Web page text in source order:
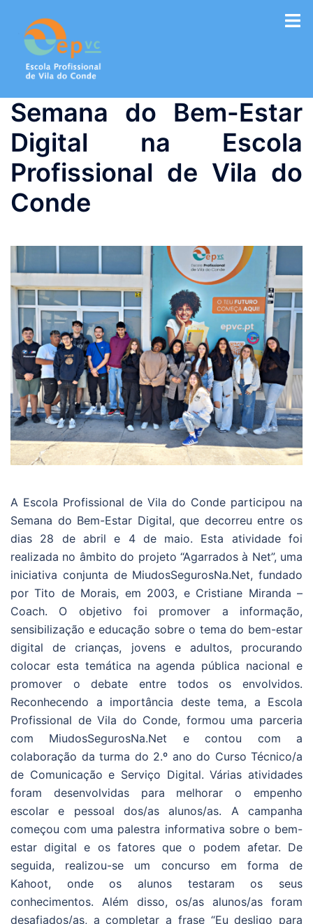
conteúdo
Semana do Bem-Estar
Digital na Escola
Profissional de Vila do
Conde
A Escola Profissional de Vila do Conde participou na
Semana do Bem-Estar Digital, que decorreu entre os
dias 28 de abril e 4 de maio. Esta atividade foi
realizada no âmbito do projeto “Agarrados à Net”, uma
iniciativa conjunta de MiudosSegurosNa.Net, fundado
por Tito de Morais, em 2003, e Cristiane Miranda –
Coach. O objetivo foi promover a informação,
sensibilização e educação sobre o tema do bem-estar
digital de crianças, jovens e adultos, procurando
colocar esta temática na agenda pública nacional e
promover o debate entre todos os envolvidos.
Reconhecendo a importância deste tema, a Escola
Profissional de Vila do Conde, formou uma parceria
com MiudosSegurosNa.Net e contou com a
colaboração da turma do 2.º ano do Curso Técnico/a
de Comunicação e Serviço Digital. Várias atividades
foram desenvolvidas para melhorar o empenho
escolar e pessoal dos/as alunos/as. A campanha
começou com uma palestra informativa sobre o bem-
estar digital e os fatores que o podem afetar. De
seguida, realizou-se um concurso em forma de
Kahoot, onde os alunos testaram os seus
conhecimentos. Além disso, os/as alunos/as foram
desafiados/as, a completar a frase “Eu desligo para